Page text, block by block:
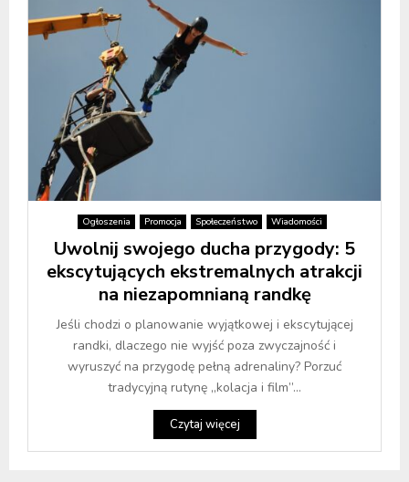
Ogłoszenia Promocja Społeczeństwo Wiadomości
Uwolnij swojego ducha przygody: 5
ekscytujących ekstremalnych atrakcji
na niezapomnianą randkę
Jeśli chodzi o planowanie wyjątkowej i ekscytującej
randki, dlaczego nie wyjść poza zwyczajność i
wyruszyć na przygodę pełną adrenaliny? Porzuć
tradycyjną rutynę „kolacja i film”...
Czytaj więcej